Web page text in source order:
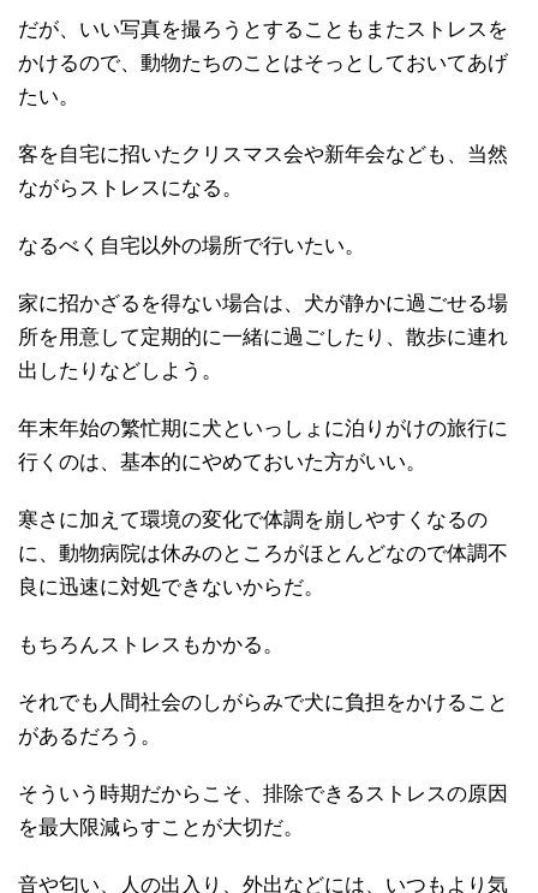
だが、いい写真を撮ろうとすることもまたストレスを
かけるので、動物たちのことはそっとしておいてあげ
たい。
客を自宅に招いたクリスマス会や新年会なども、当然
ながらストレスになる。
なるべく自宅以外の場所で行いたい。
家に招かざるを得ない場合は、犬が静かに過ごせる場
所を用意して定期的に一緒に過ごしたり、散歩に連れ
出したりなどしよう。
年末年始の繁忙期に犬といっしょに泊りがけの旅行に
行くのは、基本的にやめておいた方がいい。
寒さに加えて環境の変化で体調を崩しやすくなるの
に、動物病院は休みのところがほとんどなので体調不
良に迅速に対処できないからだ。
もちろんストレスもかかる。
それでも人間社会のしがらみで犬に負担をかけること
があるだろう。
そういう時期だからこそ、排除できるストレスの原因
を最大限減らすことが大切だ。
音や匂い、人の出入り、外出などには、いつもより気